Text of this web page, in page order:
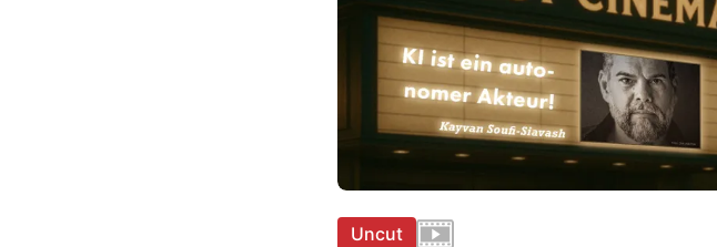
Uncut